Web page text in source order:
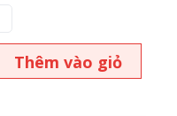
Thêm vào giỏ